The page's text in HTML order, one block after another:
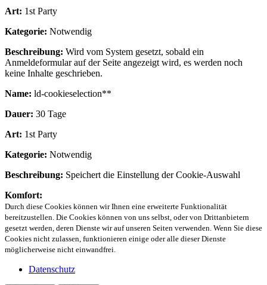
Art: 1st Party
Kategorie: Notwendig
Beschreibung: Wird vom System gesetzt, sobald ein
Anmeldeformular auf der Seite angezeigt wird, es werden noch
keine Inhalte geschrieben.
Name: ld-cookieselection**
Dauer: 30 Tage
Art: 1st Party
Kategorie: Notwendig
Beschreibung: Speichert die Einstellung der Cookie-Auswahl
Komfort:
Durch diese Cookies können wir Ihnen eine erweiterte Funktionalität
bereitzustellen. Die Cookies können von uns selbst, oder von Drittanbietern
gesetzt werden, deren Dienste wir auf unseren Seiten verwenden. Wenn Sie diese
Cookies nicht zulassen, funktionieren einige oder alle dieser Dienste
möglicherweise nicht einwandfrei.
Datenschutz